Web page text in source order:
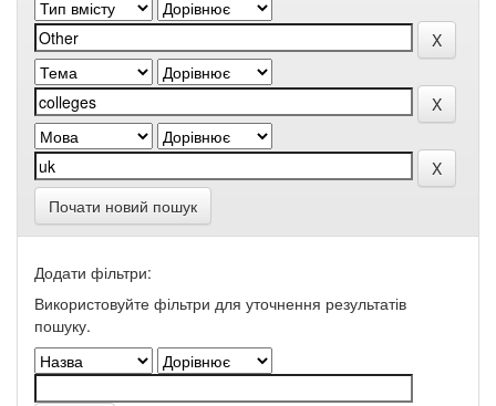
Почати новий пошук
Додати фільтри:
Використовуйте фільтри для уточнення результатів
пошуку.